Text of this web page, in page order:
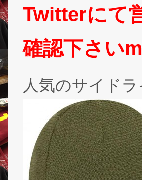
Twitterにて
確認下さい
人気のサイド